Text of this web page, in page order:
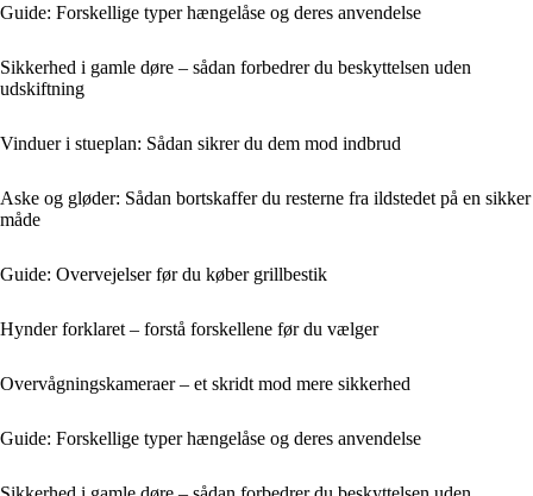
Guide: Forskellige typer hængelåse og deres anvendelse
Sikkerhed i gamle døre – sådan forbedrer du beskyttelsen uden
udskiftning
Vinduer i stueplan: Sådan sikrer du dem mod indbrud
Aske og gløder: Sådan bortskaffer du resterne fra ildstedet på en sikker
måde
Guide: Overvejelser før du køber grillbestik
Hynder forklaret – forstå forskellene før du vælger
Overvågningskameraer – et skridt mod mere sikkerhed
Guide: Forskellige typer hængelåse og deres anvendelse